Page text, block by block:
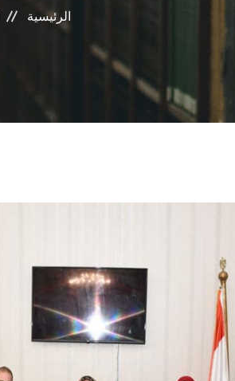
الرئيسية